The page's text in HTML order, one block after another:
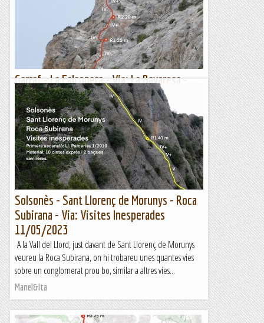
Garraf - La Falconera - Via: La Bavaresa -
01/06/2023
Avui el temps no pinta bé per anar fent quilòmetres, així
que ens acostem al Garraf amb l'idea de fer la Via La
Bavaresa. Quan arribem al peu de via, ens...
Manel&Ita
Solsonès - Sant Llorenç de Morunys - Roca
Subirana - Via: Visites Inesperades
11/05/2023
A la Vall del Llord, just davant de Sant Llorenç de Morunys
veureu la Roca Subirana, on hi trobareu unes quantes vies
sobre un conglomerat prou bo, similar a altres vies...
Manel&Ita